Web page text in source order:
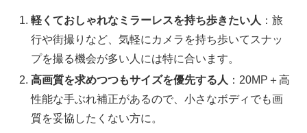
軽くておしゃれなミラーレスを持ち歩きたい人 ：旅
行や街撮りなど、気軽にカメラを持ち歩いてスナッ
プを撮る機会が多い人には特に合います。
高画質を求めつつもサイズを優先する人 ：20MP＋高
性能な手ぶれ補正があるので、小さなボディでも画
質を妥協したくない方に。